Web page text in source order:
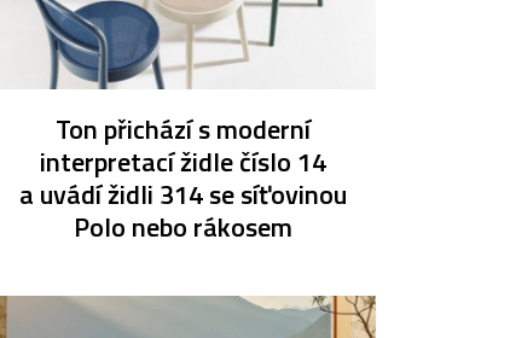
Ton přichází s moderní
interpretací židle číslo 14
a uvádí židli 314 se síťovinou
Polo nebo rákosem